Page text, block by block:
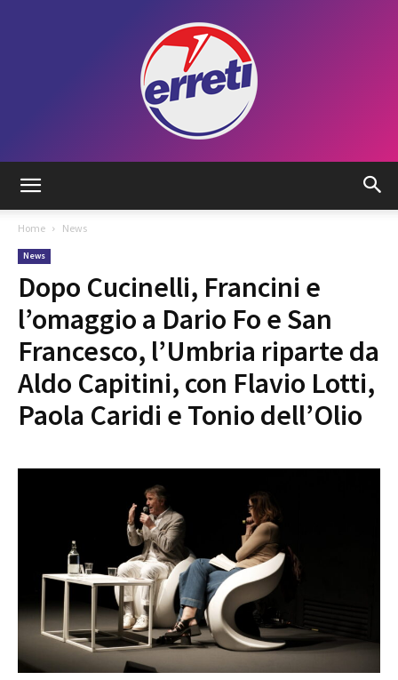
Home News
News
Dopo Cucinelli, Francini e
l’omaggio a Dario Fo e San
Francesco, l’Umbria riparte da
Aldo Capitini, con Flavio Lotti,
Paola Caridi e Tonio dell’Olio